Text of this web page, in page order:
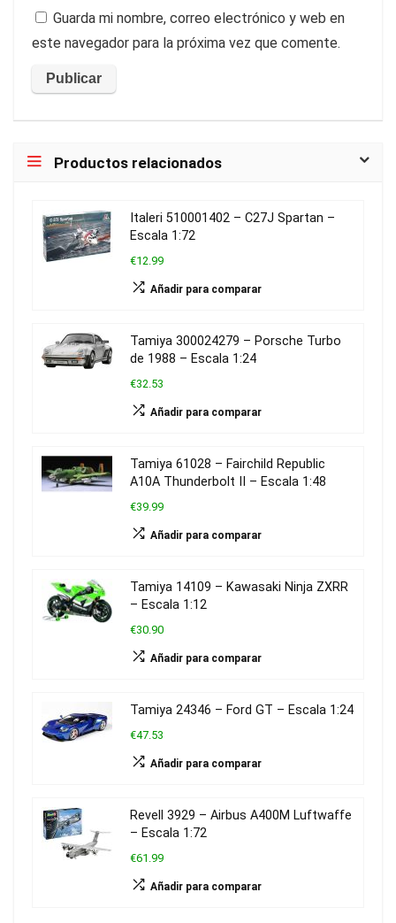
Guarda mi nombre, correo electrónico y web en
este navegador para la próxima vez que comente.
Productos relacionados
Italeri 510001402 – C27J Spartan –
Escala 1:72
€12.99
Añadir para comparar
Tamiya 300024279 – Porsche Turbo
de 1988 – Escala 1:24
€32.53
Añadir para comparar
Tamiya 61028 – Fairchild Republic
A10A Thunderbolt II – Escala 1:48
€39.99
Añadir para comparar
Tamiya 14109 – Kawasaki Ninja ZXRR
– Escala 1:12
€30.90
Añadir para comparar
Tamiya 24346 – Ford GT – Escala 1:24
€47.53
Añadir para comparar
Revell 3929 – Airbus A400M Luftwaffe
– Escala 1:72
€61.99
Añadir para comparar